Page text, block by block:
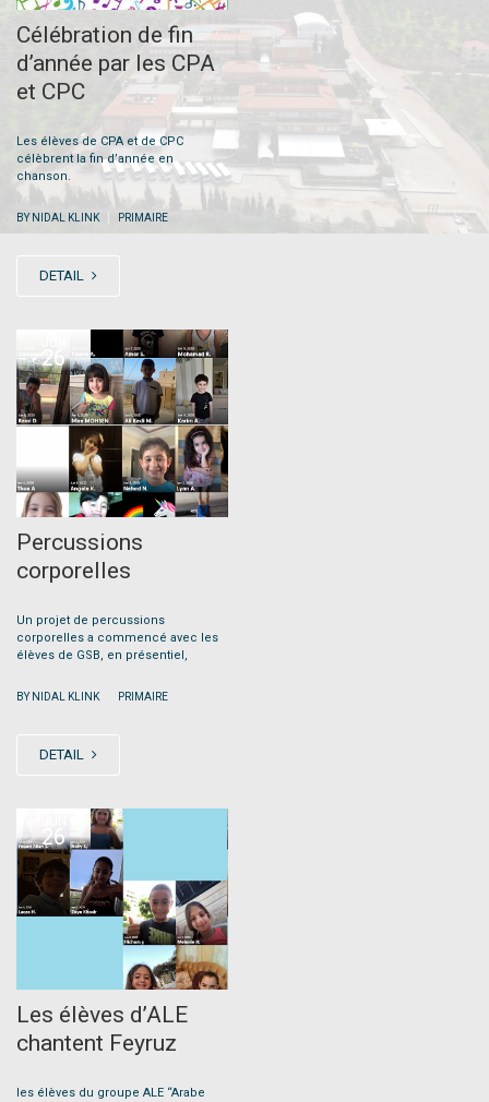
Célébration de fin
d’année par les CPA
et CPC
Les élèves de CPA et de CPC
célèbrent la fin d’année en
chanson.
BY NIDAL KLINK PRIMAIRE
DETAIL
26
Percussions
corporelles
Un projet de percussions
corporelles a commencé avec les
élèves de GSB, en présentiel,
BY NIDAL KLINK PRIMAIRE
DETAIL
26
Les élèves d’ALE
chantent Feyruz
les élèves du groupe ALE “Arabe